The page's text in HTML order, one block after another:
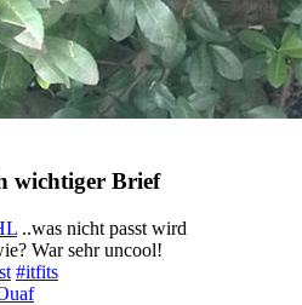
wichtiger Brief
..was nicht passt wird
War sehr uncool!
#itfits